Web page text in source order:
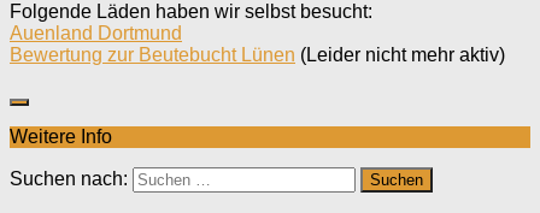
Folgende Läden haben wir selbst besucht:
Auenland Dortmund
Bewertung zur Beutebucht Lünen (Leider nicht mehr aktiv)
Weitere Info
Suchen nach: